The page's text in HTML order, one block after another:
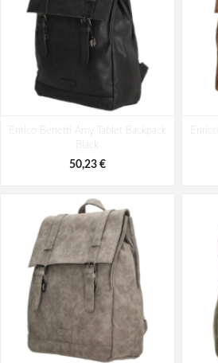
Enrico Benetti Amy Tablet Backpack
Black
50,23 €